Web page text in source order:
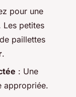
pour une
Les petites
paillettes
.
: Une
appropriée.